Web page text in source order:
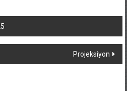
Projeksiyon